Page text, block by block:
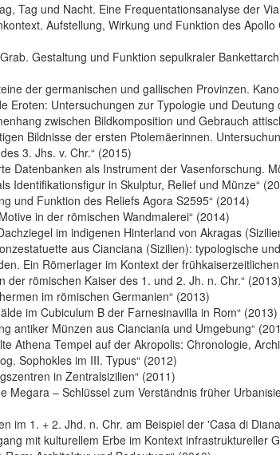
Tag und Nacht. Eine Frequentationsanalyse der
Aufstellung, Wirkung und Funktion des
Gestaltung und Funktion sepulkraler
der germanischen und gallischen Provinzen.
Eroten: Untersuchungen zur Typologie und
zwischen Bildkomposition und Gebrauch
Bildnisse der ersten Ptolemäerinnen.
3. Jhs. v. Chr.“ (2015)
Datenbanken als Instrument der Vasenforschung.
Identifikationsfigur in Skulptur, Relief und Münze“
und Funktion des Reliefs Agora S2595“ (2014)
in der römischen Wandmalerei“ (2014)
im indigenen Hinterland von Akragas
aus Cianciana (Sizilien): typologische
Ein Römerlager im Kontext der
der römischen Kaiser des 1. und 2. Jh. n. Chr.“ (2013)
im römischen Germanien“ (2013)
im Cubiculum B der Farnesinavilla in Rom“ (2013)
antiker Münzen aus Cianciania und Umgebung“
Athena Tempel auf der Akropolis: Chronologie,
Sophokles im III. Typus“ (2012)
in Zentralsizilien“ (2011)
Megara – Schlüssel zum Verständnis früher
im 1. + 2. Jhd. n. Chr. am Beispiel der 'Casa di
mit kulturellem Erbe im Kontext infrastruktureller